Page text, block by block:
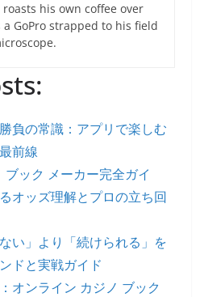
his own coffee over
GoPro strapped to his field
負の常識：アプリで楽しむ
前線
ック メーカー完全ガイ
オッズ理解とプロの立ち回
い」より「続けられる」を
ドと実戦ガイド
オンライン カジノ ブック